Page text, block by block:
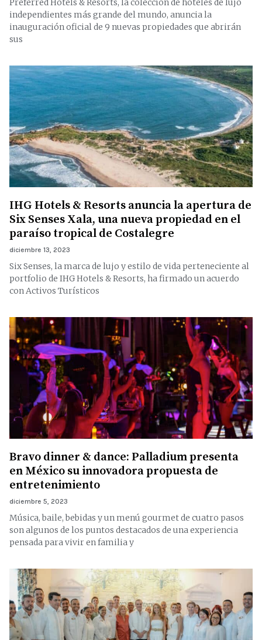
Preferred Hotels & Resorts, la colección de hoteles de lujo
independientes más grande del mundo, anuncia la
inauguración oficial de 9 nuevas propiedades que abrirán
sus
IHG Hotels & Resorts anuncia la apertura de
Six Senses Xala, una nueva propiedad en el
paraíso tropical de Costalegre
diciembre 13, 2023
Six Senses, la marca de lujo y estilo de vida perteneciente al
portfolio de IHG Hotels & Resorts, ha firmado un acuerdo
con Activos Turísticos
Bravo dinner & dance: Palladium presenta
en México su innovadora propuesta de
entretenimiento
diciembre 5, 2023
Música, baile, bebidas y un menú gourmet de cuatro pasos
son algunos de los puntos destacados de una experiencia
pensada para vivir en familia y